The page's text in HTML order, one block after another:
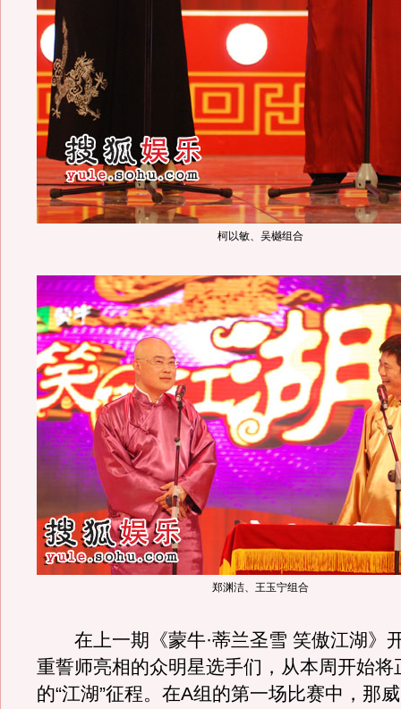
柯以敏、吴樾组合
郑渊洁、王玉宁组合
在上一期《蒙牛·蒂兰圣雪 笑傲江湖》
重誓师亮相的众明星选手们，从本周开始将
的“江湖”征程。在A组的第一场比赛中，那